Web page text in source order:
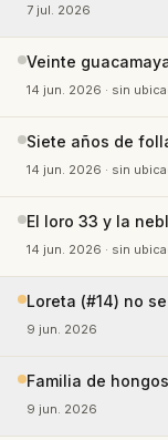
7 jul. 2026
Veinte
14 jun. 2026 · sin
Siete años de
14 jun. 2026 · sin
El loro 33 y la
14 jun. 2026 · sin
Loreta (#14) no
9 jun. 2026
Familia de
9 jun. 2026